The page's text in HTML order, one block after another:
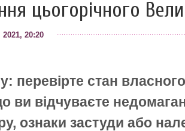
цьогорічного
2021, 20:20
перевірте стан
ви відчуваєте
ознаки застуди або